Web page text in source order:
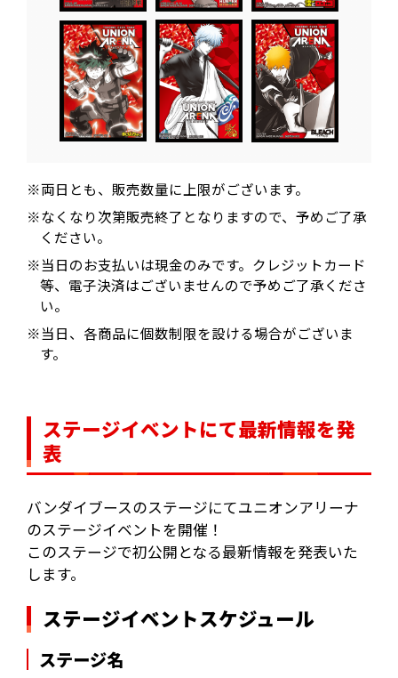
※両日とも、販売数量に上限がございます。
※なくなり次第販売終了となりますので、予めご了承
ください。
※当日のお支払いは現金のみです。クレジットカード
等、電子決済はございませんので予めご了承くださ
い。
※当日、各商品に個数制限を設ける場合がございま
す。
ステージイベントにて最新情報を発
表
バンダイブースのステージにてユニオンアリーナ
のステージイベントを開催！
このステージで初公開となる最新情報を発表いた
します。
ステージイベントスケジュール
ステージ名